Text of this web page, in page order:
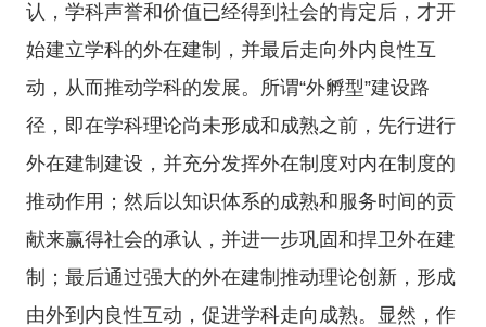
认，学科声誉和价值已经得到社会的肯定后，才开
始建立学科的外在建制，并最后走向外内良性互
动，从而推动学科的发展。所谓“外孵型”建设路
径，即在学科理论尚未形成和成熟之前，先行进行
外在建制建设，并充分发挥外在制度对内在制度的
推动作用；然后以知识体系的成熟和服务时间的贡
献来赢得社会的承认，并进一步巩固和捍卫外在建
制；最后通过强大的外在建制推动理论创新，形成
由外到内良性互动，促进学科走向成熟。显然，作